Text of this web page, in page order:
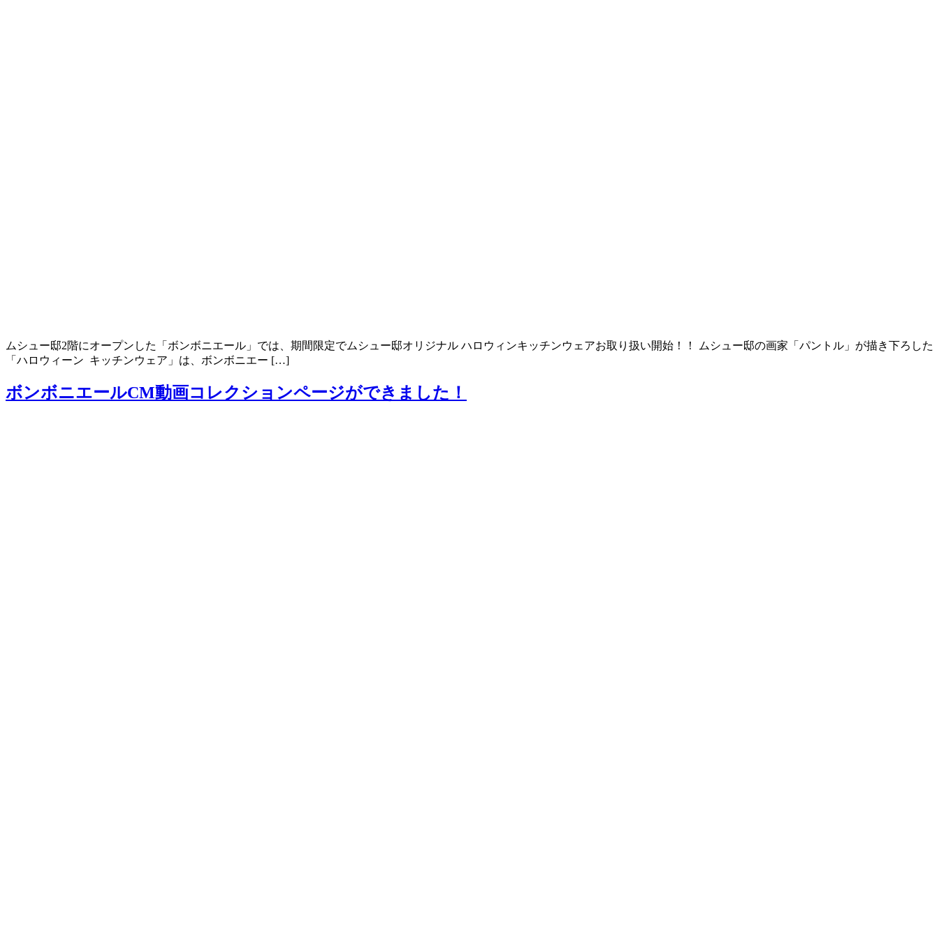
ムシュー邸2階にオープンした「ボンボニエール」では、期間限定でムシュー邸オリジナル ハロウィンキッチンウェアお取り扱い開始！！ ムシュー邸の画家「パントル」が描き下ろした
「ハロウィーン キッチンウェア」は、ボンボニエー […]
ボンボニエールCM動画コレクションページができました！